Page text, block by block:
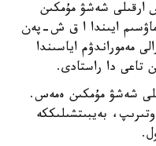
ارقىلى شەشۋ مۇمكىن
ايىندا ا ق ش-پەن
مەموراندۋم اياسىندا
تاعى دا راستادى.
شەشۋ مۇمكىن ەمەس.
بەيبىتشىلىككە